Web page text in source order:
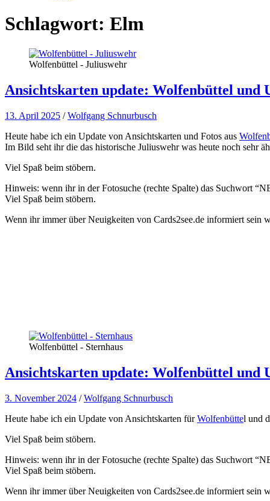
Schlagwort: Elm
Wolfenbüttel - Juliuswehr
Ansichtskarten update: Wolfenbüttel und
13. April 2025 /Wolfgang Schnurbusch
Heute habe ich ein Update von Ansichtskarten und Fotos aus
Im Bild seht ihr die das historische Juliuswehr was heute noch sehr
Viel Spaß beim stöbern.
Hinweis: wenn ihr in der Fotosuche (rechte Spalte) das Suchwort
Viel Spaß beim stöbern.
Wenn ihr immer über Neuigkeiten von Cards2see.de informiert sein
Wolfenbüttel - Sternhaus
Ansichtskarten update: Wolfenbüttel und
3. November 2024 /Wolfgang Schnurbusch
Heute habe ich ein Update von Ansichtskarten fürWolfenbüttel und
Viel Spaß beim stöbern.
Hinweis: wenn ihr in der Fotosuche (rechte Spalte) das Suchwort
Viel Spaß beim stöbern.
Wenn ihr immer über Neuigkeiten von Cards2see.de informiert sein